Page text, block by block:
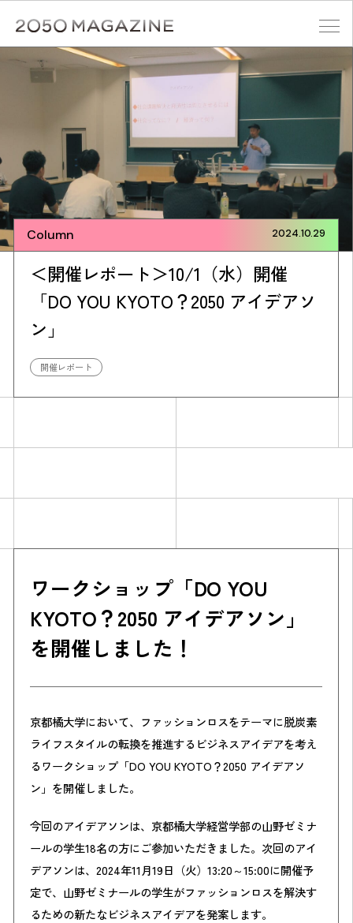
content
検索する
Action list
Column 2024.10.29
＜開催レポート＞10/1（水）開催
「DO YOU KYOTO？2050 アイデアソ
ン」
開催レポート
ワークショップ「DO YOU
KYOTO？2050 アイデアソン」
を開催しました！
京都橘大学において、ファッションロスをテーマに脱炭素
ライフスタイルの転換を推進するビジネスアイデアを考え
るワークショップ「DO YOU KYOTO？2050 アイデアソ
ン」を開催しました。
今回のアイデアソンは、京都橘大学経営学部の山野ゼミナ
ールの学生18名の方にご参加いただきました。次回のアイ
デアソンは、2024年11月19日（火）13:20～15:00に開催予
定で、山野ゼミナールの学生がファッションロスを解決す
るための新たなビジネスアイデアを発案します。